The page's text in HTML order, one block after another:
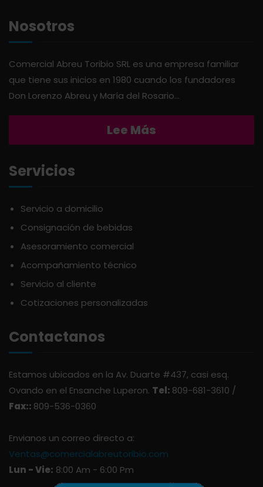
OTROS
PANADERÍA
PASTAS
SAZONES
SNACKS
ÚTILES ESCOLARES
APERITIVO
APOTHIC
AQUA
ARIENZO DE MARQUEZ
ATLANTICO
AVALON
AVERNA
AZUKITA
BACARDI
BAILEY
BARCELO
Nosotros
Comercial Abreu Toribio SRL es una empresa familiar
que tiene sus inicios en 1980 cuando los fundadores
Don Lorenzo Abreu y María del Rosario...
Lee Más
Servicios
Servicio a domicilio
Consignación de bebidas
Asesoramiento comercial
Acompañamiento técnico
Servicio al cliente
Cotizaciones personalizadas
Contactanos
Estamos ubicados en la Av. Duarte #437, casi esq.
Ovando en el Ensanche Luperon. Tel: 809-681-3610 /
Fax:: 809-536-0360
Envianos un correo directo a:
Ventas@comercialabreutoribio.com
Lun - Vie: 8:00 Am - 6:00 Pm